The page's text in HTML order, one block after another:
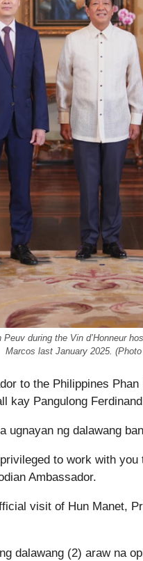
during the Vin d’Honneur
Marcos last January 2025.
to the Philippines
kay Pangulong
ugnayan ng dalawang
to work with
Ambassador.
visit of Hun Manet,
dalawang (2) araw na